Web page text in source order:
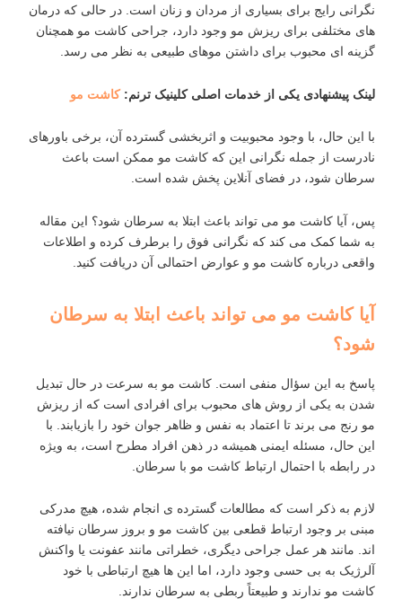
نگرانی رایج برای بسیاری از مردان و زنان است. در حالی که درمان
‌های مختلفی برای ریزش مو وجود دارد، جراحی کاشت مو همچنان
گزینه‌ ای محبوب برای داشتن موهای طبیعی به نظر می‌ رسد.
لینک پیشنهادی یکی از خدمات اصلی کلینیک ترنم: کاشت مو
با این حال، با وجود محبوبیت و اثربخشی گسترده آن، برخی باورهای
نادرست از جمله نگرانی این که کاشت مو ممکن است باعث
سرطان شود، در فضای آنلاین پخش شده است.
پس، آیا کاشت مو می‌ تواند باعث ابتلا به سرطان شود؟ این مقاله
به شما کمک می ‌کند که نگرانی فوق را برطرف کرده و اطلاعات
واقعی درباره کاشت مو و عوارض احتمالی آن دریافت کنید.
آیا کاشت مو می ‌تواند باعث ابتلا به سرطان
شود؟
پاسخ به این سؤال منفی است. کاشت مو به ‌سرعت در حال تبدیل
شدن به یکی از روش ‌های محبوب برای افرادی است که از ریزش
مو رنج می ‌برند تا اعتماد به‌ نفس و ظاهر جوان خود را بازیابند. با
این حال، مسئله‌ ایمنی همیشه در ذهن افراد مطرح است، به ‌ویژه
در رابطه با احتمال ارتباط کاشت مو با سرطان.
لازم به ذکر است که مطالعات گسترده ی انجام‌ شده، هیچ مدرکی
مبنی بر وجود ارتباط قطعی بین کاشت مو و بروز سرطان نیافته‌
اند. مانند هر عمل جراحی دیگری، خطراتی مانند عفونت یا واکنش
آلرژیک به بی ‌حسی وجود دارد، اما این‌ ها هیچ ارتباطی با خود
کاشت مو ندارند و طبیعتاً ربطی به سرطان ندارند.